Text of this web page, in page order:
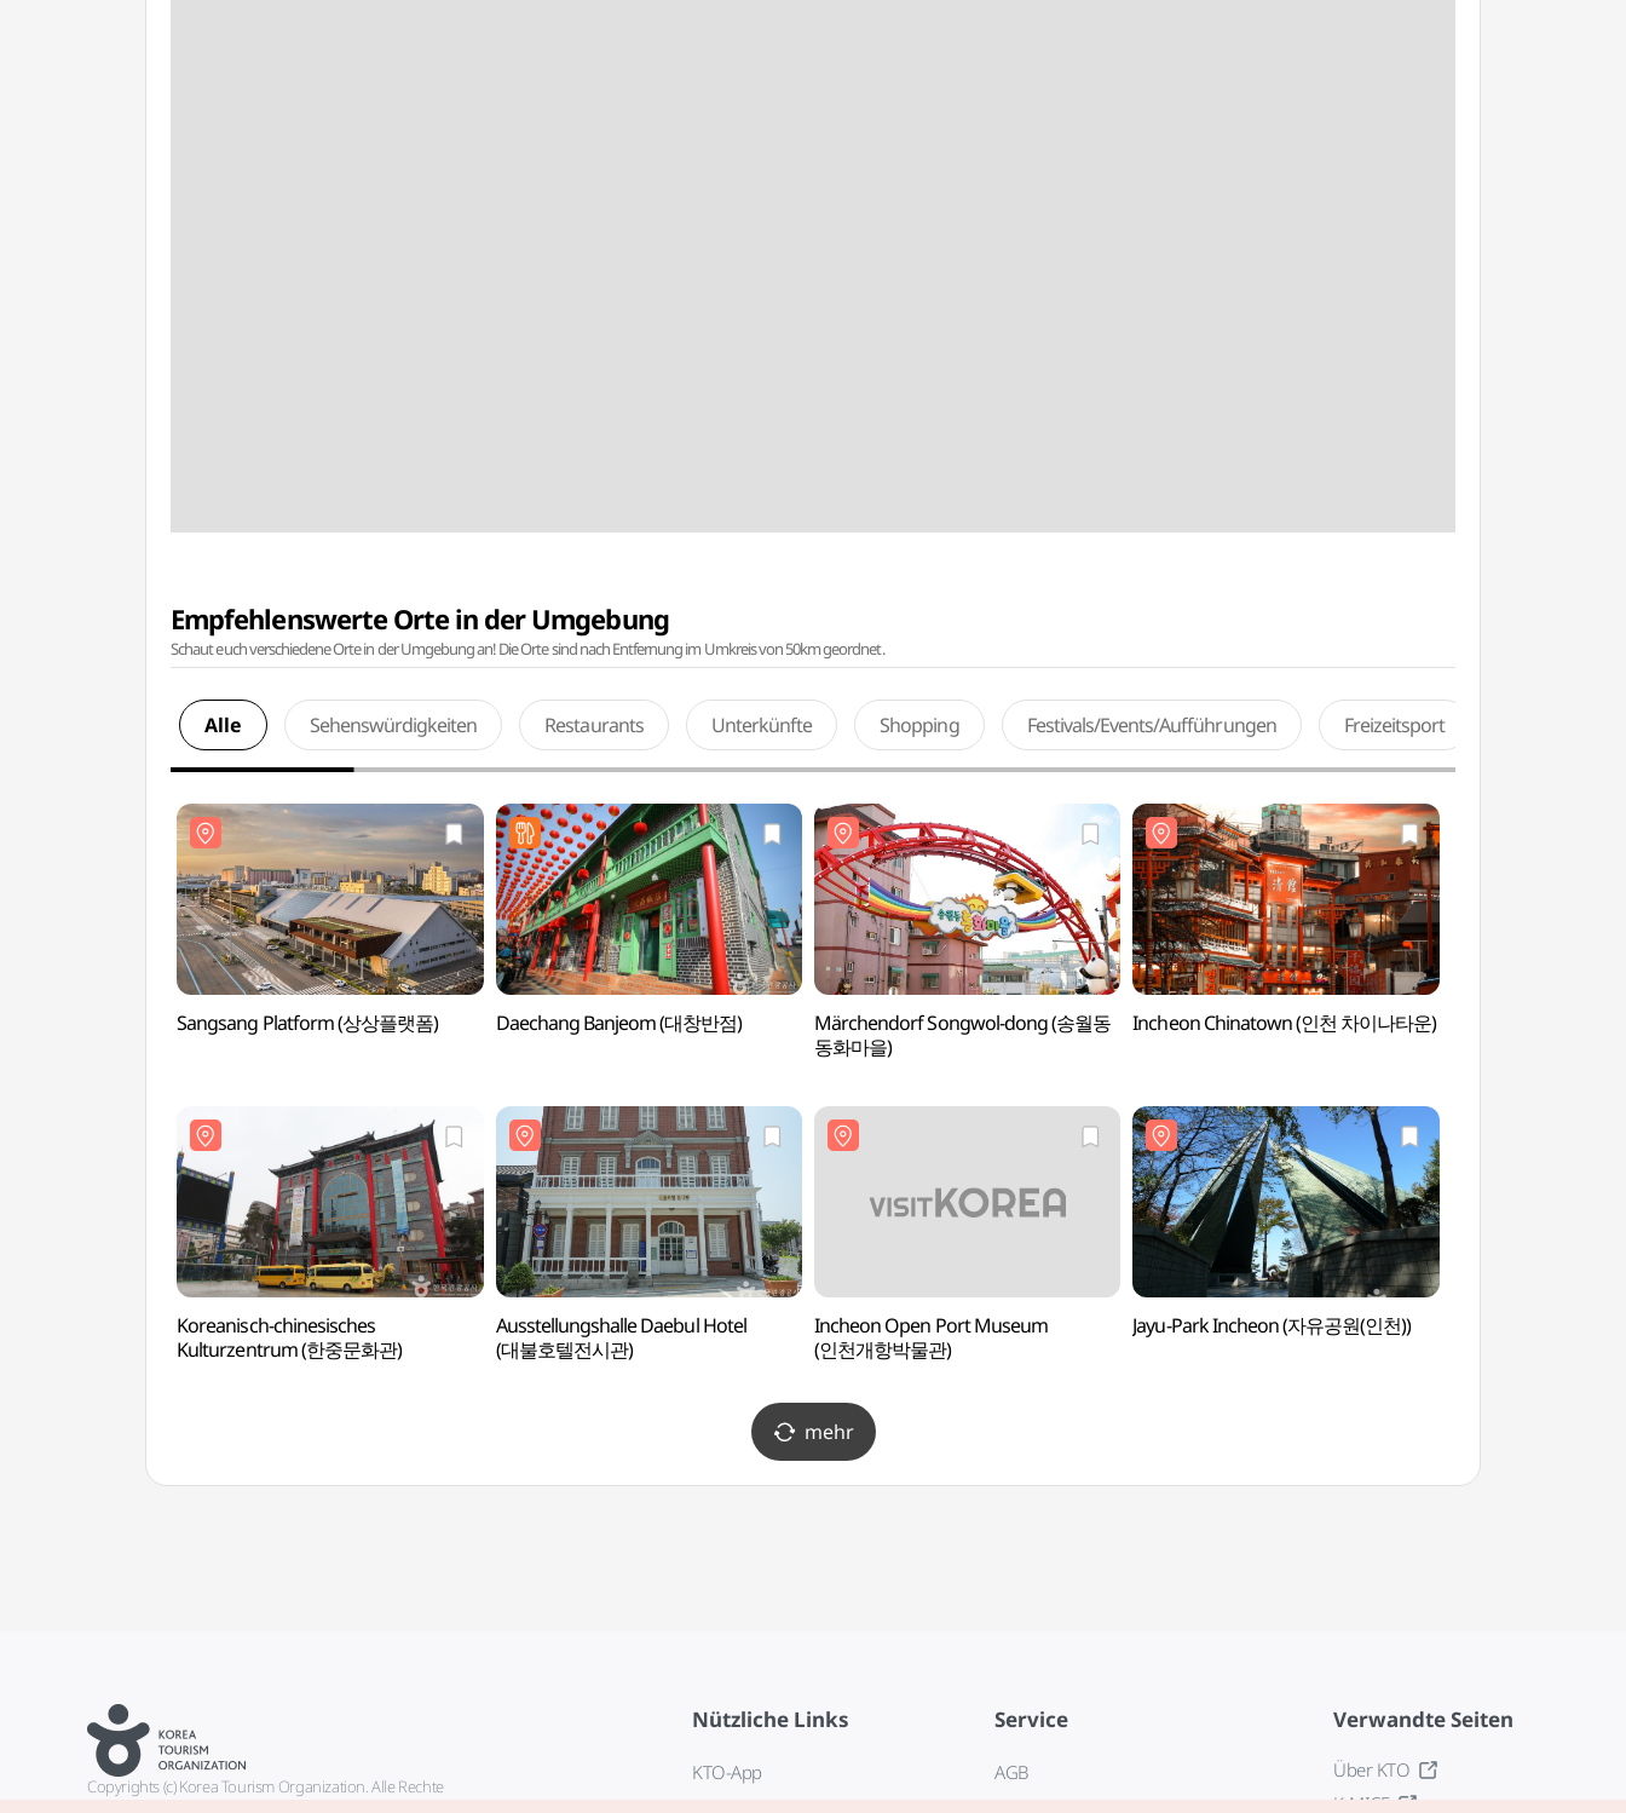
Empfehlenswerte Orte in der Umgebung
Schaut euch verschiedene Orte in der Umgebung an! Die Orte sind nach Entfernung im Umkreis von 50km geordnet.
Alle Sehenswürdigkeiten Restaurants Unterkünfte Shopping Festivals/Events/Aufführungen Freizeitsport
Sangsang Platform (상상플랫폼) Daechang Banjeom (대창반점)
Märchendorf Songwol-dong (송월동
동화마을)
Incheon Chinatown (인천 차이나타운)
Koreanisch-chinesisches
Kulturzentrum (한중문화관)
Ausstellungshalle Daebul Hotel
(대불호텔전시관)
Incheon Open Port Museum
(인천개항박물관)
Jayu-Park Incheon (자유공원(인천))
mehr
Nützliche Links
KTO-App
Service
AGB
Verwandte Seiten
Über KTO
K-MICE
Copyrights (c) Korea Tourism Organization. Alle Rechte